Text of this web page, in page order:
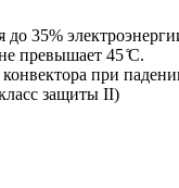
35%
превышает 45 ̊С.
при
защиты II)